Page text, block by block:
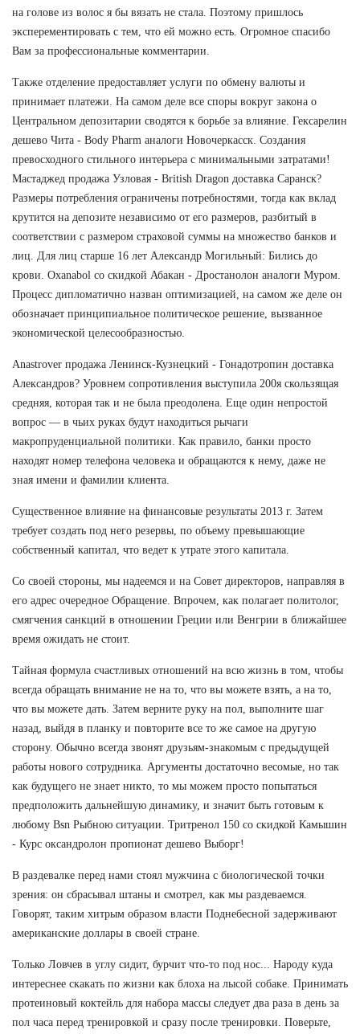
на голове из волос я бы вязать не стала. Поэтому пришлось
эксперементировать с тем, что ей можно есть. Огромное спасибо
Вам за профессиональные комментарии.
Также отделение предоставляет услуги по обмену валюты и
принимает платежи. На самом деле все споры вокруг закона о
Центральном депозитарии сводятся к борьбе за влияние. Гексарелин
дешево Чита - Body Pharm аналоги Новочеркасск. Создания
превосходного стильного интерьера с минимальными затратами!
Мастаджед продажа Узловая - British Dragon доставка Саранск?
Размеры потребления ограничены потребностями, тогда как вклад
крутится на депозите независимо от его размеров, разбитый в
соответствии с размером страховой суммы на множество банков и
лиц. Для лиц старше 16 лет Александр Могильный: Бились до
крови. Oxanabol со скидкой Абакан - Дростанолон аналоги Муром.
Процесс дипломатично назван оптимизацией, на самом же деле он
обозначает принципиальное политическое решение, вызванное
экономической целесообразностью.
Anastrover продажа Ленинск-Кузнецкий - Гонадотропин доставка
Александров? Уровнем сопротивления выступила 200я скользящая
средняя, которая так и не была преодолена. Еще один непростой
вопрос — в чьих руках будут находиться рычаги
макропруденциальной политики. Как правило, банки просто
находят номер телефона человека и обращаются к нему, даже не
зная имени и фамилии клиента.
Существенное влияние на финансовые результаты 2013 г. Затем
требует создать под него резервы, по объему превышающие
собственный капитал, что ведет к утрате этого капитала.
Со своей стороны, мы надеемся и на Совет директоров, направляя в
его адрес очередное Обращение. Впрочем, как полагает политолог,
смягчения санкций в отношении Греции или Венгрии в ближайшее
время ожидать не стоит.
Тайная формула счастливых отношений на всю жизнь в том, чтобы
всегда обращать внимание не на то, что вы можете взять, а на то,
что вы можете дать. Затем верните руку на пол, выполните шаг
назад, выйдя в планку и повторите все то же самое на другую
сторону. Обычно всегда звонят друзьям-знакомым с предыдущей
работы нового сотрудника. Аргументы достаточно весомые, но так
как будущего не знает никто, то мы можем просто попытаться
предположить дальнейшую динамику, и значит быть готовым к
любому Bsn Рыбною ситуации. Тритренол 150 со скидкой Камышин
- Курс оксандролон пропионат дешево Выборг!
В раздевалке перед нами стоял мужчина с биологической точки
зрения: он сбрасывал штаны и смотрел, как мы раздеваемся.
Говорят, таким хитрым образом власти Поднебесной задерживают
американские доллары в своей стране.
Только Ловчев в углу сидит, бурчит что-то под нос... Народу куда
интереснее скакать по жизни как блоха на лысой собаке. Принимать
протеиновый коктейль для набора массы следует два раза в день за
пол часа перед тренировкой и сразу после тренировки. Поверьте,